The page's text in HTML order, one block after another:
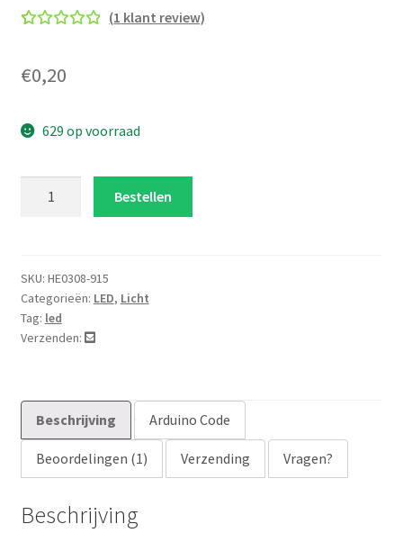
op 5
d op
waarder
ing
(1 klant review)
€0,20
629 op voorraad
Bestellen
SKU: HE0308-915
Categorieën: LED, Licht
Tag: led
Verzenden:
Beschrijving Arduino Code
Beoordelingen (1) Verzending Vragen?
Beschrijving